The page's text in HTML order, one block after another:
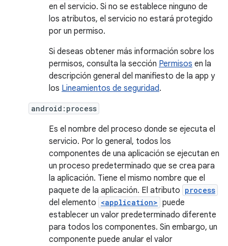
en el servicio. Si no se establece ninguno de
los atributos, el servicio no estará protegido
por un permiso.
Si deseas obtener más información sobre los
permisos, consulta la sección Permisos en la
descripción general del manifiesto de la app y
los Lineamientos de seguridad.
android:process
Es el nombre del proceso donde se ejecuta el
servicio. Por lo general, todos los
componentes de una aplicación se ejecutan en
un proceso predeterminado que se crea para
la aplicación. Tiene el mismo nombre que el
paquete de la aplicación. El atributo process
del elemento <application> puede
establecer un valor predeterminado diferente
para todos los componentes. Sin embargo, un
componente puede anular el valor